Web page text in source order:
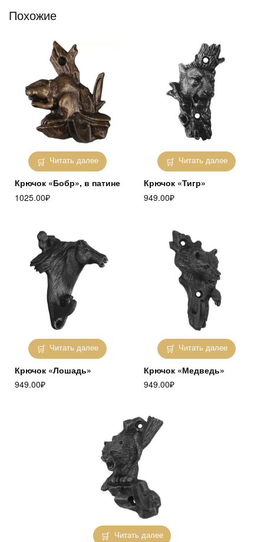
Похожие
Читать далее
Крючок «Бобр», в патине
1025.00₽
Читать далее
Крючок «Тигр»
949.00₽
Читать далее
Крючок «Лошадь»
949.00₽
Читать далее
Крючок «Медведь»
949.00₽
Читать далее